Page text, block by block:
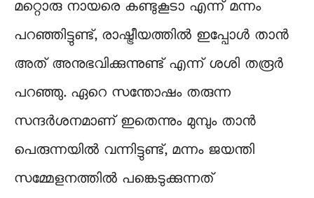
മറ്റൊരു നായരെ കണ്ടുകൂടാ എന്ന് മന്നം
പറഞ്ഞിട്ടുണ്ട്, രാഷ്ട്രീയത്തിൽ ഇപ്പോള്‍ താൻ
അത് അനുഭവിക്കുന്നുണ്ട് എന്ന് ശശി തരൂര്‍
പറഞ്ഞു. ഏറെ സന്തോഷം തരുന്ന
സന്ദർശനമാണ് ഇതെന്നും മുമ്പും താൻ
പെരുന്നയിൽ വന്നിട്ടുണ്ട്, മന്നം ജയന്തി
സമ്മേളനത്തിൽ പങ്കെടുക്കുന്നത്